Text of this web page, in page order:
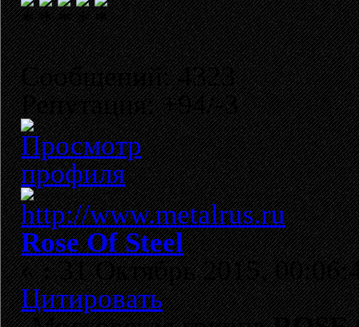
Сообщений: 4323
Репутация: +94/-3
Rose Of Steel
«:31 Октябрь 2015,
Цитировать